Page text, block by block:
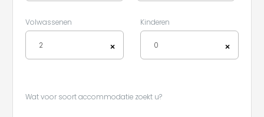
Volwassenen
×
2
Kinderen
×
0
Wat voor soort accommodatie zoekt u?